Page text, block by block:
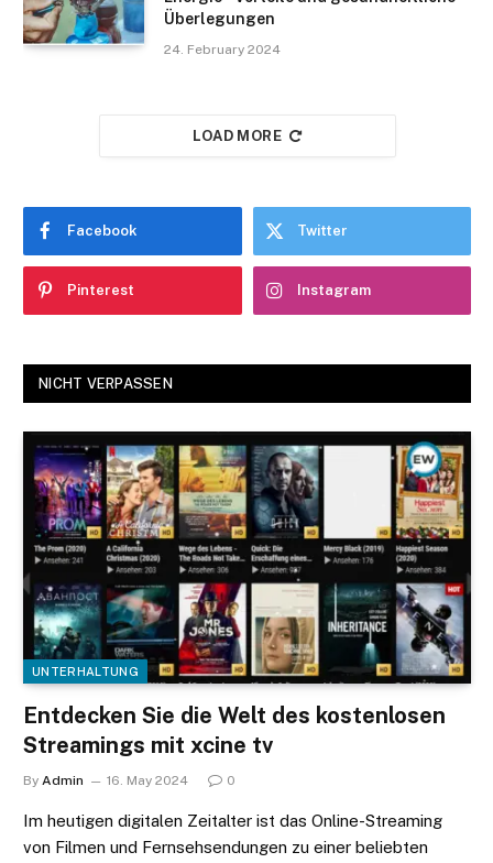
Überlegungen
24. February 2024
LOAD MORE
Facebook Twitter
Pinterest Instagram
NICHT VERPASSEN
UNTERHALTUNG
Entdecken Sie die Welt des kostenlosen
Streamings mit xcine tv
By Admin 16. May 2024 0
Im heutigen digitalen Zeitalter ist das Online-Streaming
von Filmen und Fernsehsendungen zu einer beliebten